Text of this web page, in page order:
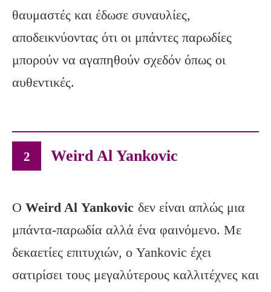
θαυμαστές και έδωσε συναυλίες,
αποδεικνύοντας ότι οι μπάντες παρωδίες
μπορούν να αγαπηθούν σχεδόν όπως οι
αυθεντικές.
2 Weird Al Yankovic
Ο Weird Al Yankovic δεν είναι απλώς μια
μπάντα-παρωδία αλλά ένα φαινόμενο. Με
δεκαετίες επιτυχιών, ο Yankovic έχει
σατιρίσει τους μεγαλύτερους καλλιτέχνες και